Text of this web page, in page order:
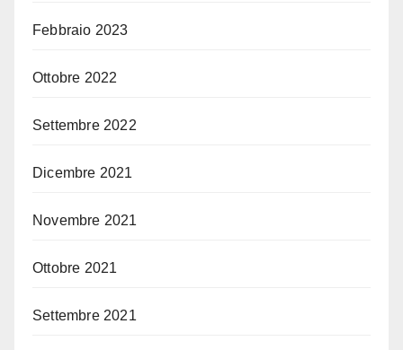
Febbraio 2023
Ottobre 2022
Settembre 2022
Dicembre 2021
Novembre 2021
Ottobre 2021
Settembre 2021